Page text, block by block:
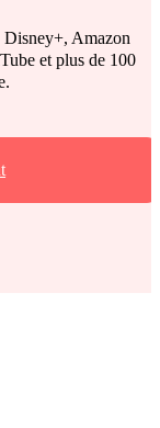
Amazon
et plus de 100